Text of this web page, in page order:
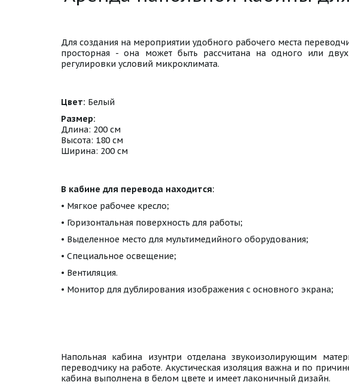
Для создания на мероприятии удобного рабочего места
просторная - она может быть рассчитана на одного или
регулировки условий микроклимата.
Цвет: Белый
Размер:
Длина: 200 см
Высота: 180 см
Ширина: 200 см
В кабине для перевода находится:
• Мягкое рабочее кресло;
• Горизонтальная поверхность для работы;
• Выделенное место для мультимедийного оборудования;
• Специальное освещение;
• Вентиляция.
• Монитор для дублирования изображения с основного экрана;
Напольная кабина изунтри отделана звукоизолирующим
переводчику на работе. Акустическая изоляция важна и по
кабина выполнена в белом цвете и имеет лаконичный дизайн.